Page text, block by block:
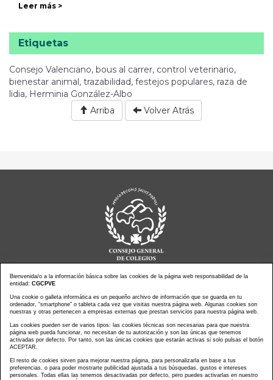
Leer más >
Etiquetas
Consejo Valenciano, bous al carrer, control veterinario,
bienestar animal, trazabilidad, festejos populares, raza de
lidia, Herminia González-Albo
Arriba
Volver Atrás
Noticias actualidad
Agenda de Actos
Revistas
PressClip
Multimedias
Contacto
Aviso Legal
Política Privacidad
Política Cookies
Bienvenida/o a la información básica sobre las cookies de la página web responsabilidad de la
entidad: CGCPVE
Una cookie o galleta informática es un pequeño archivo de información que se guarda en tu
ordenador, “smartphone” o tableta cada vez que visitas nuestra página web. Algunas cookies son
nuestras y otras pertenecen a empresas externas que prestan servicios para nuestra página web.
Las cookies pueden ser de varios tipos: las cookies técnicas son necesarias para que nuestra
página web pueda funcionar, no necesitan de tu autorización y son las únicas que tenemos
activadas por defecto. Por tanto, son las únicas cookies que estarán activas si solo pulsas el botón
ACEPTAR.
El resto de cookies sirven para mejorar nuestra página, para personalizarla en base a tus
preferencias, o para poder mostrarte publicidad ajustada a tus búsquedas, gustos e intereses
personales. Todas ellas las tenemos desactivadas por defecto, pero puedes activarlas en nuestro